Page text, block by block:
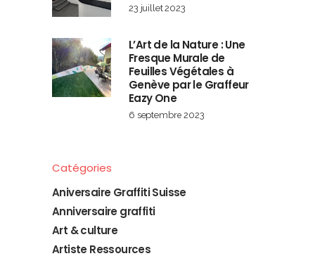
23 juillet 2023
L’Art de la Nature : Une
Fresque Murale de
Feuilles Végétales à
Genève par le Graffeur
Eazy One
6 septembre 2023
Catégories
Aniversaire Graffiti Suisse
Anniversaire graffiti
Art & culture
Artiste Ressources